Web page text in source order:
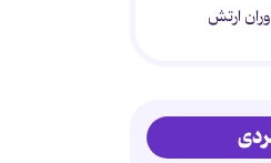
ارتش